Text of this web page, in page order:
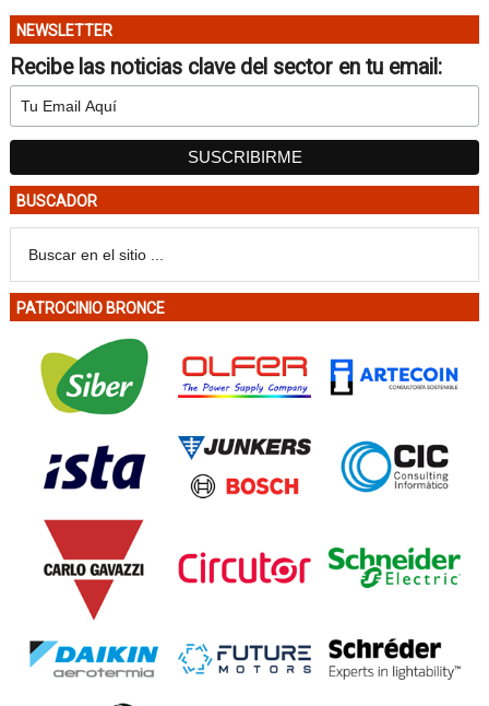
NEWSLETTER
Recibe las noticias clave del sector en tu email:
BUSCADOR
PATROCINIO BRONCE